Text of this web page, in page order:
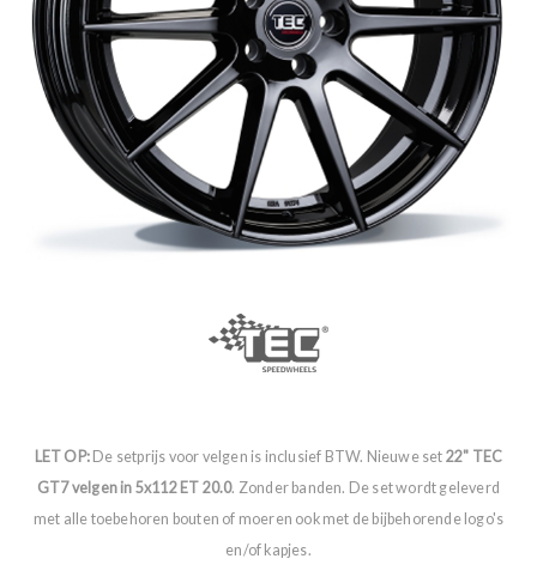
LET OP: De setprijs voor velgen is inclusief BTW. Nieuwe set 22" TEC
GT7 velgen in 5x112 ET 20.0. Zonder banden. De set wordt geleverd
met alle toebehoren bouten of moeren ook met de bijbehorende logo's
en/of kapjes.